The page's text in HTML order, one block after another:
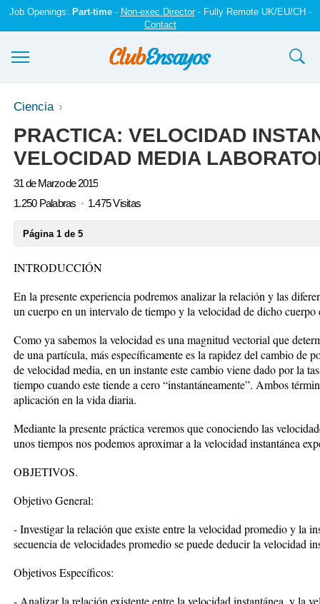
Job Openings: Part-time- Non-exec Director- Fully Remote UK/EU/CH -
Contact
Ensayos y trabajos
Registrarse
Iniciar sesión
Ciencia
PRACTICA: VELOCIDAD
VELOCIDAD MEDIA
31 de Marzo de 2015
1.250 Palabras
1.475 Visitas
Página 1 de 5
INTRODUCCIÓN
En la presente experiencia podremos analizar la relación y las
un cuerpo en un intervalo de tiempo y la velocidad de dicho cuerpo
Como ya sabemos la velocidad es una magnitud vectorial que
de una partícula, más específicamente es la rapidez del cambio de
de velocidad media, en un instante este cambio viene dado por la
tiempo cuando este tiende a cero “instantáneamente”. Ambos
aplicación en la vida diaria.
Mediante la presente práctica veremos que conociendo las
unos tiempos nos podemos aproximar a la velocidad instantánea
OBJETIVOS.
Objetivo General:
- Investigar la relación que existe entre la velocidad promedio y la
secuencia de velocidades promedio se puede deducir la velocidad
Objetivos Específicos:
- Analizar la relación existente entre la velocidad instantánea, y la